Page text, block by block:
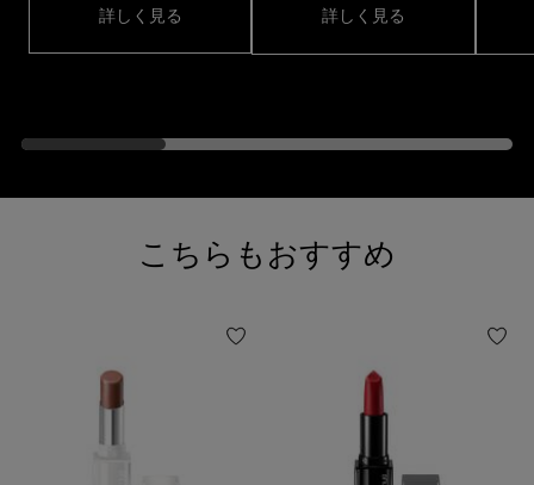
詳しく見る 詳しく見る
こちらもおすすめ